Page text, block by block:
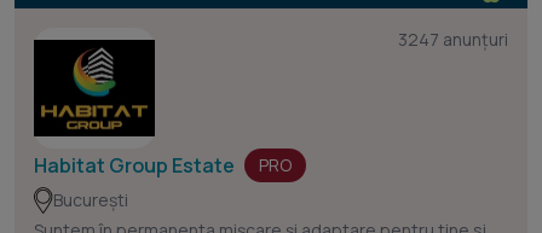
3247 anunțuri
Habitat Group Estate
PRO
București